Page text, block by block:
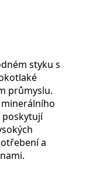
styku s
průmyslu.
minerálního
poskytují
a